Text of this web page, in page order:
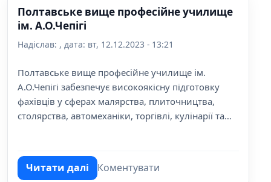
Полтавське вище професійне училище
ім. А.О.Чепігі
Надіслав: , дата: вт, 12.12.2023 - 13:21
Полтавське вище професійне училище ім.
А.О.Чепігі забезпечує високоякісну підготовку
фахівців у сферах малярства, плиточництва,
столярства, автомеханіки, торгівлі, кулінарії та
сучасним вимогам ринку праці.
Читати даліпро Полтавське вище професійне
Коментувати